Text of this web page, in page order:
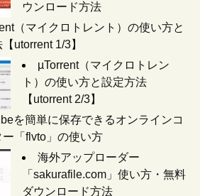
ウンロード方法
（マイクロトレント）の使い方と
utorrent 1/3】
µTorrent（マイクロトレン
ト）の使い方と設定方法
【utorrent 2/3】
を簡単に保存できるオンラインコ
ー「flvto」の使い方
海外アップローダー
「sakurafile.com」使い方・無料
ダウンロード方法